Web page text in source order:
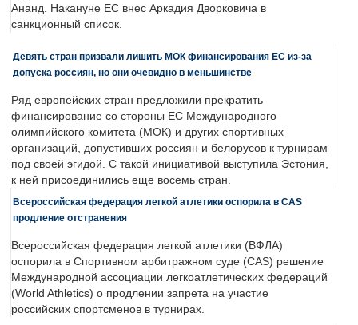
Ананд. Накануне ЕС внес Аркадия Дворковича в
санкционный список.
Девять стран призвали лишить МОК финансирования ЕС из-за
допуска россиян, но они очевидно в меньшинстве
Ряд европейских стран предложили прекратить
финансирование со стороны ЕС Международного
олимпийского комитета (МОК) и других спортивных
организаций, допустивших россиян и белорусов к турнирам
под своей эгидой. С такой инициативой выступила Эстония,
к ней присоединились еще восемь стран.
Всероссийская федерация легкой атлетики оспорила в CAS
продление отстранения
Всероссийская федерация легкой атлетики (ВФЛА)
оспорила в Спортивном арбитражном суде (CAS) решение
Международной ассоциации легкоатлетических федераций
(World Athletics) о продлении запрета на участие
российских спортсменов в турнирах.